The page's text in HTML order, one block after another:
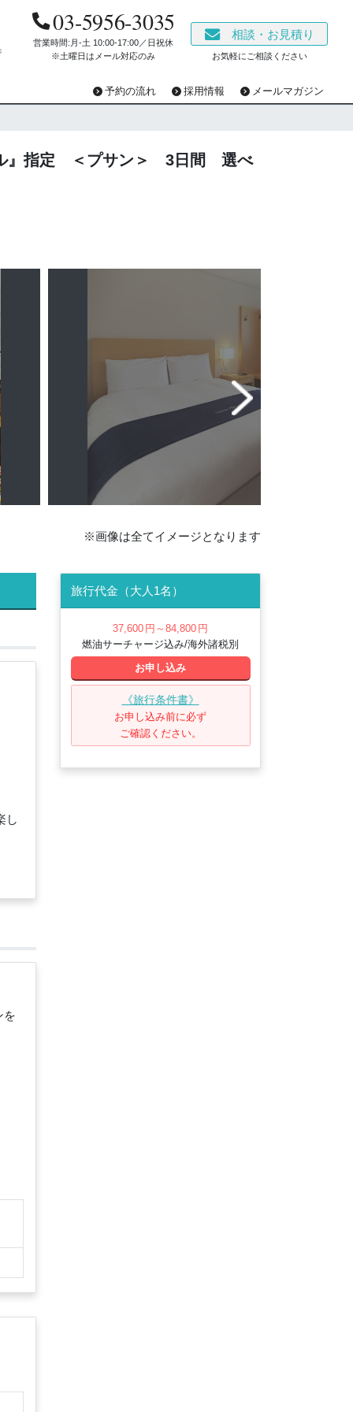
03-5956-3035
営業時間:月-土 10:00‐17:00／日祝休
※土曜日はメール対応のみ
相談・お見積り
お気軽にご相談ください
予約の流れ 採用情報 メールマガジン
ル』指定 ＜プサン＞ 3日間 選べ
※画像は全てイメージとなります
し
を
旅行代金（大人1名）
37,600 円 ～84,800 円
燃油サーチャージ込み/海外諸税別
お申し込み
《旅行条件書》
お申し込み前に必ず
ご確認ください。